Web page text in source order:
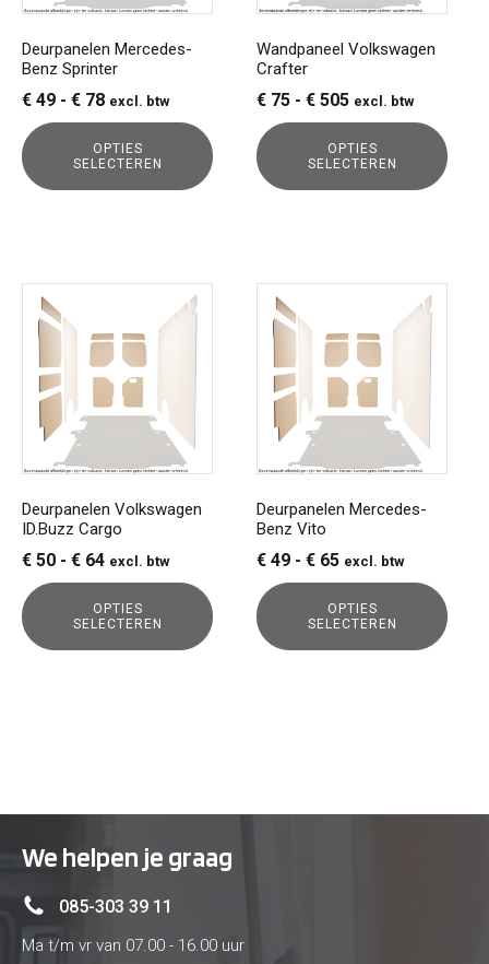
Deurpanelen Mercedes-
Benz Sprinter
€ 49 - € 78Prijsklasse:
€ 49
tot
excl. btw
OPTIES
SELECTEREN
kan
gekozen
worden
op
de
productpagina
Wandpaneel Volkswagen
Crafter
€ 75 - € 505Prijsklasse:
€ 75
tot
excl. btw
OPTIES
SELECTEREN
kan
gekozen
worden
op
de
productpagina
Deurpanelen Volkswagen
ID.Buzz Cargo
€ 50 - € 64Prijsklasse:
€ 50
tot
excl. btw
OPTIES
SELECTEREN
product
meerdere
variaties.
Deze
kan
gekozen
worden
op
de
productpagina
Deurpanelen Mercedes-
Benz Vito
€ 49 - € 65Prijsklasse:
€ 49
tot
excl. btw
OPTIES
SELECTEREN
product
meerdere
variaties.
Deze
kan
gekozen
worden
op
de
productpagina
We helpen je graag
085-303 39 11
Ma t/m vr van 07.00 - 16.00 uur